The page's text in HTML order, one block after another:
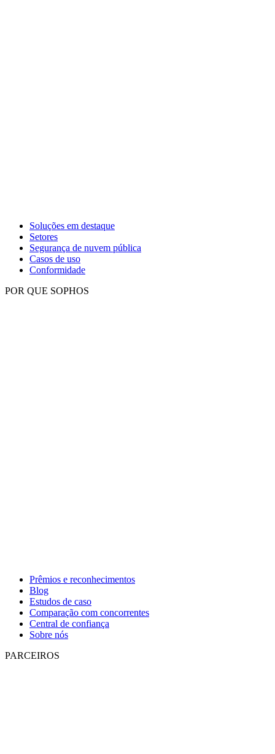
Soluções em destaque
Setores
Segurança de nuvem pública
Casos de uso
Conformidade
POR QUE SOPHOS
Prêmios e reconhecimentos
Blog
Estudos de caso
Comparação com concorrentes
Central de confiança
Sobre nós
PARCEIROS